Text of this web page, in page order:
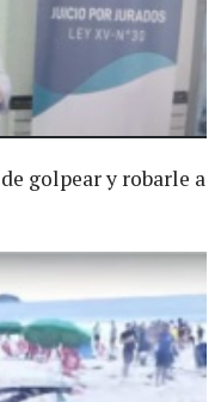
golpear y robarle a